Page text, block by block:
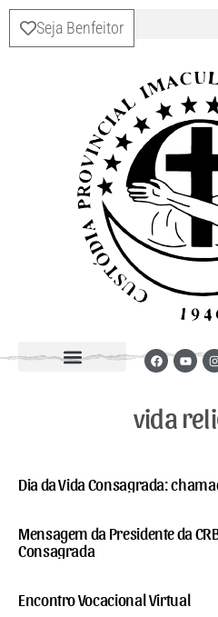
Seja Benfeitor
vida
Dia da Vida Consagrada:
Mensagem da Presidente da
Consagrada
Encontro Vocacional Virtual